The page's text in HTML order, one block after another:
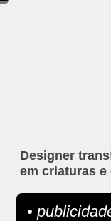
Designer
em criaturas
•